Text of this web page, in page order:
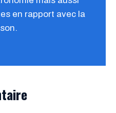
en rapport avec la